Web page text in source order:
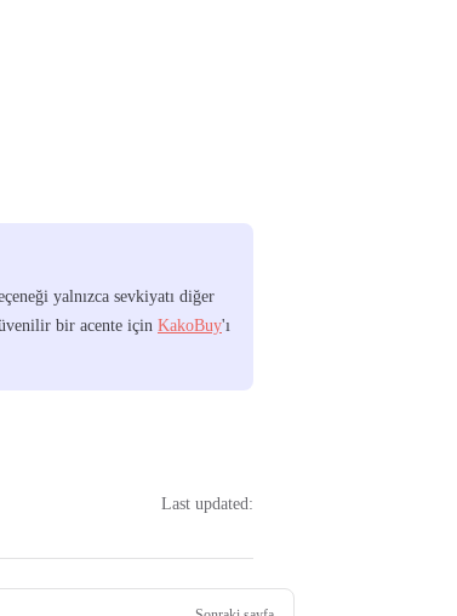
yalnızca sevkiyatı diğer
bir acente için KakoBuy'ı
Last updated: